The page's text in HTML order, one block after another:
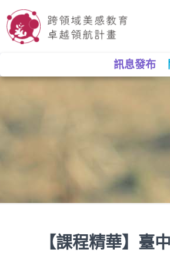
訊息發布
【課程精華】臺